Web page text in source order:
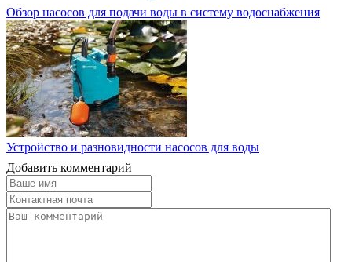
Обзор насосов для подачи воды в систему водоснабжения
Устройство и разновидности насосов для воды
Добавить комментарий